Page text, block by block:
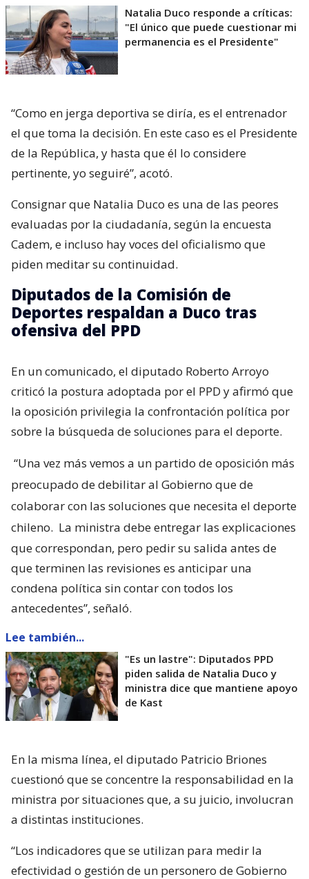
Natalia Duco responde a críticas:
"El único que puede cuestionar mi
permanencia es el Presidente"
“Como en jerga deportiva se diría, es el entrenador
el que toma la decisión. En este caso es el Presidente
de la República, y hasta que él lo considere
pertinente, yo seguiré”, acotó.
Consignar que Natalia Duco es una de las peores
evaluadas por la ciudadanía, según la encuesta
Cadem, e incluso hay voces del oficialismo que
piden meditar su continuidad.
Diputados de la Comisión de
Deportes respaldan a Duco tras
ofensiva del PPD
En un comunicado, el diputado Roberto Arroyo
criticó la postura adoptada por el PPD y afirmó que
la oposición privilegia la confrontación política por
sobre la búsqueda de soluciones para el deporte.
“Una vez más vemos a un partido de oposición más
preocupado de debilitar al Gobierno que de
colaborar con las soluciones que necesita el deporte
chileno. La ministra debe entregar las explicaciones
que correspondan, pero pedir su salida antes de
que terminen las revisiones es anticipar una
condena política sin contar con todos los
antecedentes”, señaló.
Lee también...
"Es un lastre": Diputados PPD
piden salida de Natalia Duco y
ministra dice que mantiene apoyo
de Kast
En la misma línea, el diputado Patricio Briones
cuestionó que se concentre la responsabilidad en la
ministra por situaciones que, a su juicio, involucran
a distintas instituciones.
“Los indicadores que se utilizan para medir la
efectividad o gestión de un personero de Gobierno